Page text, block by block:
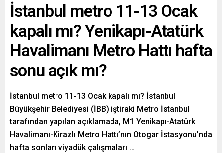
İstanbul metro 11-13 Ocak
kapalı mı? Yenikapı-Atatürk
Havalimanı Metro Hattı hafta
sonu açık mı?
İstanbul metro 11-13 Ocak kapalı mı? İstanbul
Büyükşehir Belediyesi (İBB) iştiraki Metro İstanbul
tarafından yapılan açıklamada, M1 Yenikapı-Atatürk
Havalimanı-Kirazlı Metro Hattı’nın Otogar İstasyonu’nda
hafta sonları viyadük çalışmaları …